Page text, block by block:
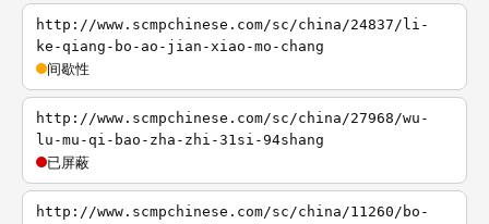
http://www.scmpchinese.com/sc/china/24837/li-
ke-qiang-bo-ao-jian-xiao-mo-chang
间歇性
http://www.scmpchinese.com/sc/china/27968/wu-
lu-mu-qi-bao-zha-zhi-31si-94shang
已屏蔽
http://www.scmpchinese.com/sc/china/11260/bo-